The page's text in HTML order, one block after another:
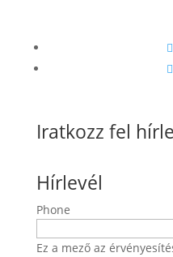
Iratkozz fel
Hírlevél
Phone
Ez a mező az